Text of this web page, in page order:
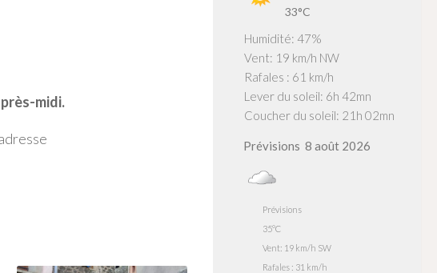
midi.
33°C
Humidité: 47%
Vent: 19 km/h NW
Rafales : 61 km/h
Lever du soleil: 6h 42mn
Coucher du soleil: 21h 02mn
Prévisions 8 août 2026
Prévisions
35°C
Vent: 19 km/h SW
Rafales : 31 km/h